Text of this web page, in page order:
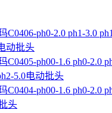
C0406-ph0-2.0 ph1-3.0
动批头
C0405-ph00-1.6 ph0-2.0
5.0电动批头
C0404-ph00-1.6 ph0-2.0
头